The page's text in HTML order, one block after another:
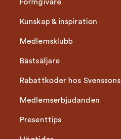
Formgivare
Kunskap & inspiration
Medlemsklubb
Bästsäljare
Rabattkoder hos Svenssons
Medlemserbjudanden
Presenttips